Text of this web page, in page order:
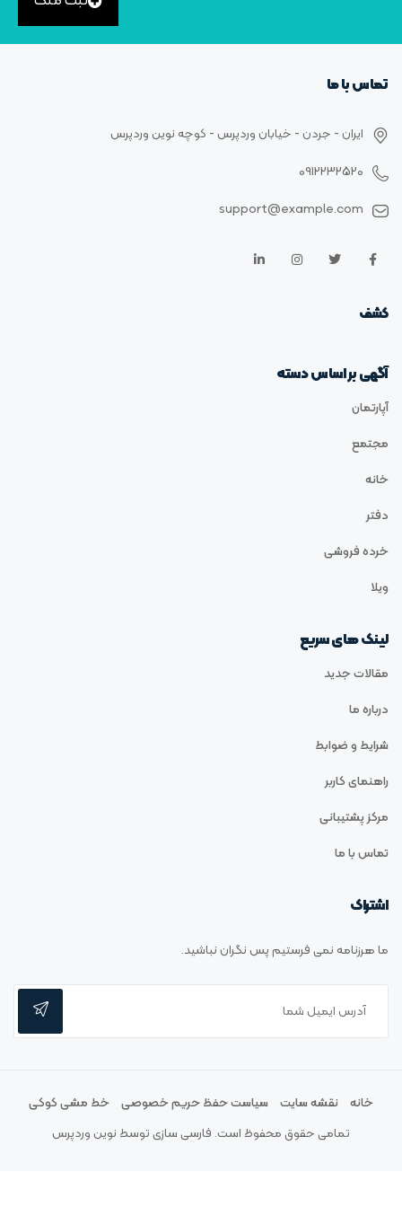
تماس با ما
ایران - جردن - خیابان وردپرس - کوچه نوین وردپرس
0912232520
support@example.com
کشف
آگهی بر اساس دسته
آپارتمان
مجتمع
خانه
دفتر
خرده فروشی
ویلا
لینک های سریع
مقالات جدید
درباره ما
شرایط و ضوابط
راهنمای کاربر
مرکز پشتیبانی
تماس با ما
اشتراک
ما هرزنامه نمی فرستیم پس نگران نباشید.
تمامی حقوق محفوظ است. فارسی سازی توسطنوین وردپرس
خانه نقشه سایت سیاست حفظ حریم خصوصی خط مشی کوکی